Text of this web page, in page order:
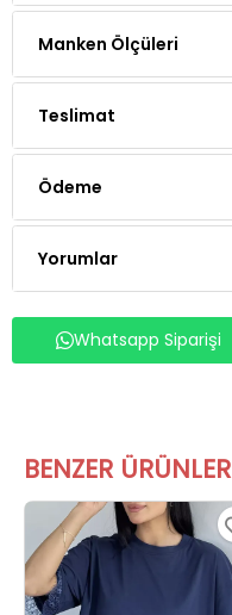
Manken Ölçüleri
Teslimat
Ödeme
Yorumlar
Whatsapp Siparişi
BENZER ÜRÜNLER